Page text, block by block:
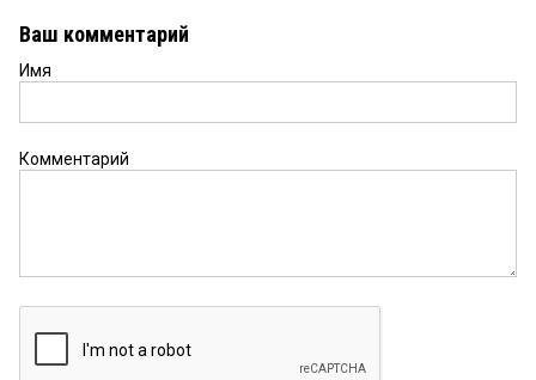
Ваш комментарий
Имя
Комментарий